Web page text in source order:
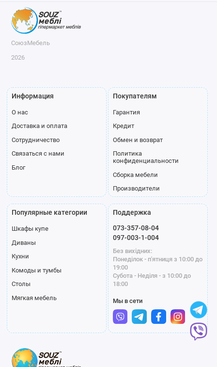
СоюзМебель
2026
Информация
О нас
Доставка и оплата
Сотрудничество
Связаться с нами
Блог
Покупателям
Гарантия
Кредит
Обмен и возврат
Политика
конфиденциальности
Сборка мебели
Производители
Популярные категории
Шкафы купе
Диваны
Кухни
Комоды и тумбы
Столы
Мягкая мебель
Поддержка
073-357-08-04
097-003-1-004
Без вихідних:
Понеділок - п'ятниця з 10:00 до
19:00
Субота - Неділя - з 10:00 до
18:00
Мы в сети